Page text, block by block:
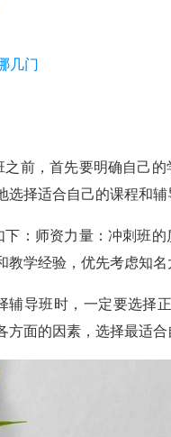
几门
前，首先要明确自己
择适合自己的课程和辅
：师资力量：冲刺班
学经验，优先考虑知
辅导班时，一定要选择
面的因素，选择最适合